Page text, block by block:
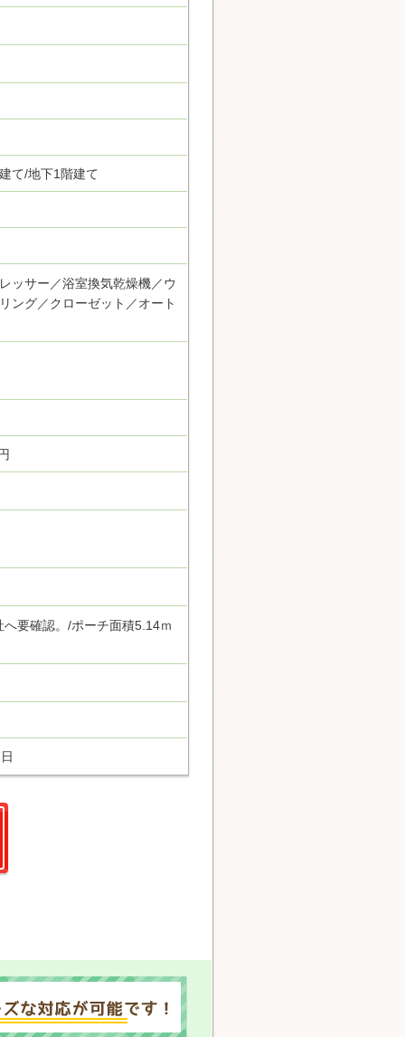
て/地下1階建て
ッサー／浴室換気乾燥機／ウ
ング／クローゼット／オート
要確認。/ポーチ面積5.14ｍ